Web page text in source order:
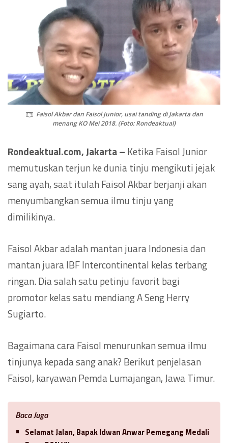
Faisol Akbar dan Faisol Junior, usai tanding di Jakarta dan
menang KO Mei 2018. (Foto: Rondeaktual)
Rondeaktual.com, Jakarta – Ketika Faisol Junior
memutuskan terjun ke dunia tinju mengikuti jejak
sang ayah, saat itulah Faisol Akbar berjanji akan
menyumbangkan semua ilmu tinju yang
dimilikinya.
Faisol Akbar adalah mantan juara Indonesia dan
mantan juara IBF Intercontinental kelas terbang
ringan. Dia salah satu petinju favorit bagi
promotor kelas satu mendiang A Seng Herry
Sugiarto.
Bagaimana cara Faisol menurunkan semua ilmu
tinjunya kepada sang anak? Berikut penjelasan
Faisol, karyawan Pemda Lumajangan, Jawa Timur.
Baca Juga
Selamat Jalan, Bapak Idwan Anwar Pemegang Medali